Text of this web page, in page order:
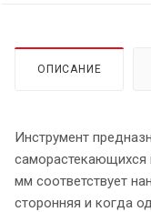
ОПИСАНИЕ
Инструмент
саморастекающихся
мм соответствует
сторонняя и когда